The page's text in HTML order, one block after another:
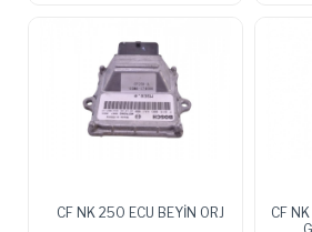
CF NK 250 ECU BEYİN ORJ
CF